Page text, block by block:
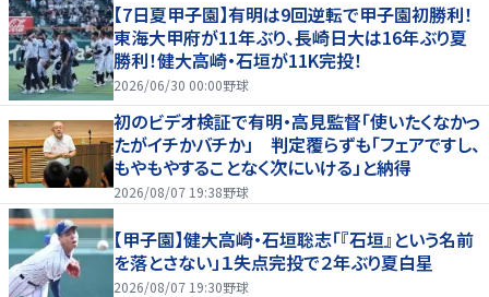
【7日夏甲子園】有明は9回逆転で甲子園初勝利！
東海大甲府が11年ぶり、長崎日大は16年ぶり夏
勝利！健大高崎・石垣が11K完投！
2026/06/30 00:00野球
初のビデオ検証で有明・高見監督「使いたくなかっ
たがイチかバチか」 判定覆らずも「フェアですし、
もやもやすることなく次にいける」と納得
2026/08/07 19:38野球
【甲子園】健大高崎・石垣聡志「『石垣』という名前
を落とさない」１失点完投で２年ぶり夏白星
2026/08/07 19:30野球